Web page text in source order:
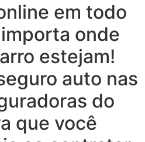
em todo
onde
estejam!
auto nas
do
que você